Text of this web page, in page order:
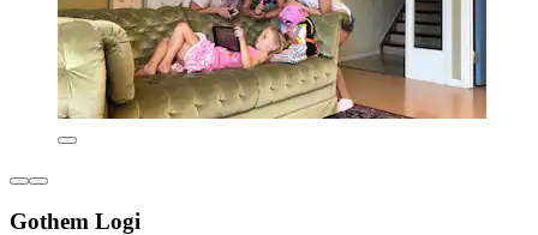
Gothem Logi